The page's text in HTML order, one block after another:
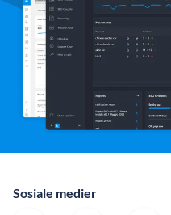
Sosiale medier